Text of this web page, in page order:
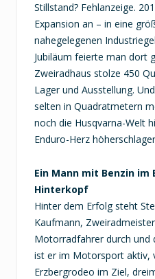
Stillstand? Fehlanzeige.
Expansion an – in eine
nahegelegenen
Jubiläum feierte man dort
Zweiradhaus stolze 450
Lager und Ausstellung.
selten in Quadratmetern
noch die Husqvarna-Welt
Enduro-Herz
Ein Mann mit Benzin im
Hinterkopf
Hinter dem Erfolg steht
Kaufmann,
Motorradfahrer durch und
ist er im Motorsport aktiv,
Erzbergrodeo im Ziel,